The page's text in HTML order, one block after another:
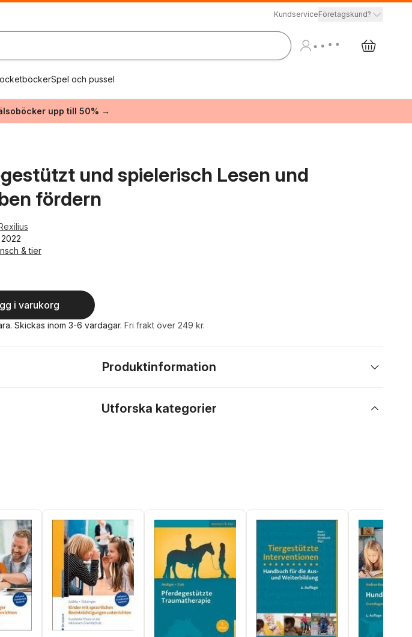
KundserviceFöretagskund?
Spel och pussel
upp till 50% →
und spielerisch Lesen und
fördern
& tier
i varukorg
Skickas inom 3-6 vardagar. Fri frakt över 249 kr.
Produktinformation
Utforska kategorier